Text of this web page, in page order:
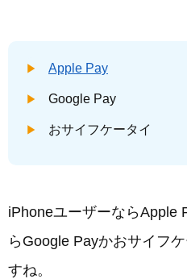
Apple Pay
Google Pay
おサイフケータイ
iPhoneユーザーならApple
らGoogle Payかおサイフ
すね。